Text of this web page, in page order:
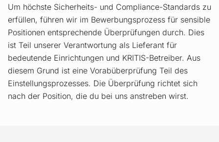
Um höchste Sicherheits- und Compliance-Standards zu
erfüllen, führen wir im Bewerbungsprozess für sensible
Positionen entsprechende Überprüfungen durch. Dies
ist Teil unserer Verantwortung als Lieferant für
bedeutende Einrichtungen und KRITIS-Betreiber. Aus
diesem Grund ist eine Vorabüberprüfung Teil des
Einstellungsprozesses. Die Überprüfung richtet sich
nach der Position, die du bei uns anstreben wirst.